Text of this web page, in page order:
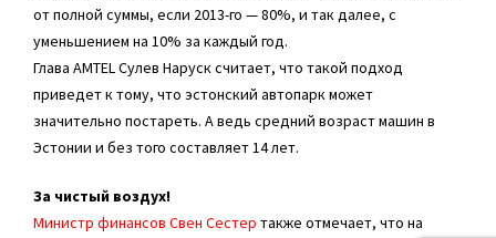
от полной суммы, если 2013-го — 80%, и так далее, с
уменьшением на 10% за каждый год.
Глава AMTEL Сулев Наруск считает, что такой подход
приведет к тому, что эстонский автопарк может
значительно постареть. А ведь средний возраст машин в
Эстонии и без того составляет 14 лет.
За чистый воздух!
Министр финансов Свен Сестер также отмечает, что на